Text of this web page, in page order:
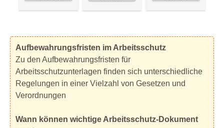
Aufbewahrungsfristen im Arbeitsschutz
Zu den Aufbewahrungsfristen für
Arbeitsschutzunterlagen finden sich unterschiedliche
Regelungen in einer Vielzahl von Gesetzen und
Verordnungen
Wann können wichtige Arbeitsschutz-Dokument